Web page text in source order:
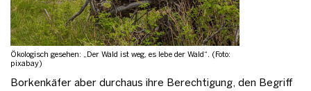
Ökologisch gesehen: „Der Wald ist weg, es lebe der Wald“. (Foto:
pixabay)
Borkenkäfer aber durchaus ihre Berechtigung, den Begriff